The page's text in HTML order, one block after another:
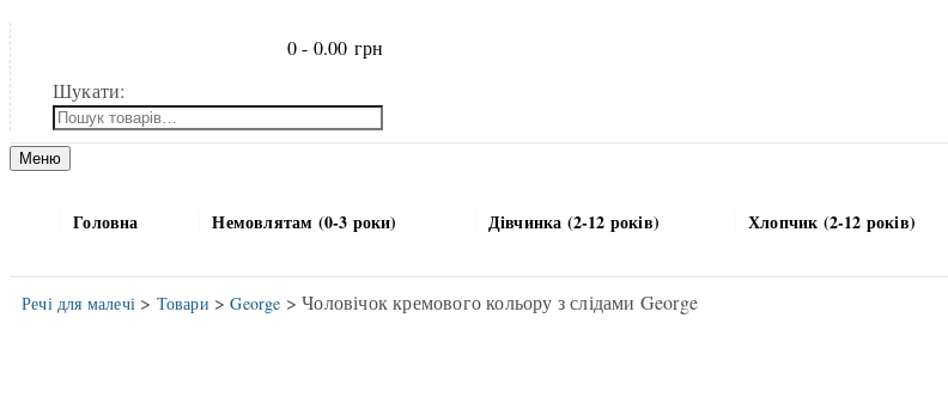
0 - 0.00 грн
Шукати:
Меню
Головна Немовлятам (0-3 роки) Дівчинка (2-12 років) Хлопчик (2-12 років)
Речі для малечі > Товари >George > Чоловічок кремового кольору з слідами George